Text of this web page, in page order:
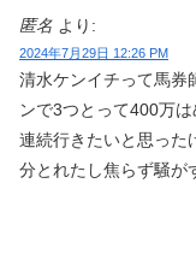
匿名 より:
2024年7月29日 12:26 PM
清水ケンイチって馬券
ンで3つとって400万
連続行きたいと思っ
分とれたし焦らず騒が